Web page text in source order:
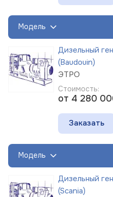
Модель
Дизельный
(Baudouin)
ЭТРО
Стоимость:
от 4 280
Заказать
Модель
Дизельный
(Scania)